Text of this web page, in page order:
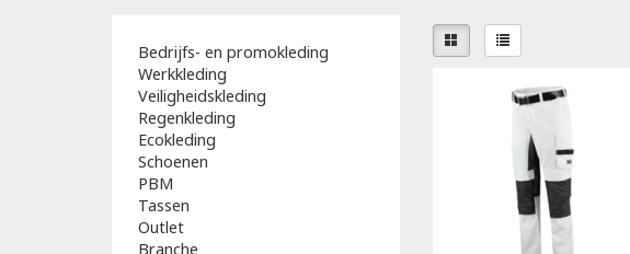
Bedrijfs- en promokleding
Werkkleding
Veiligheidskleding
Regenkleding
Ecokleding
Schoenen
PBM
Tassen
Outlet
Branche